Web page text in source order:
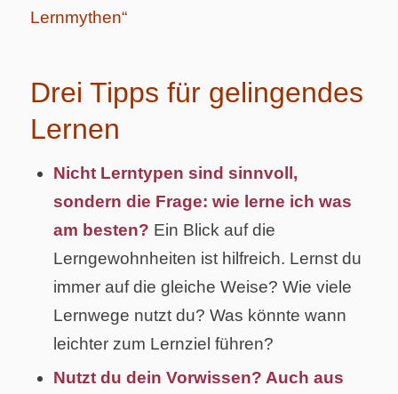
Lernmythen“
Drei Tipps für gelingendes
Lernen
Nicht Lerntypen sind sinnvoll,
sondern die Frage: wie lerne ich was
am besten? Ein Blick auf die
Lerngewohnheiten ist hilfreich. Lernst du
immer auf die gleiche Weise? Wie viele
Lernwege nutzt du? Was könnte wann
leichter zum Lernziel führen?
Nutzt du dein Vorwissen? Auch aus